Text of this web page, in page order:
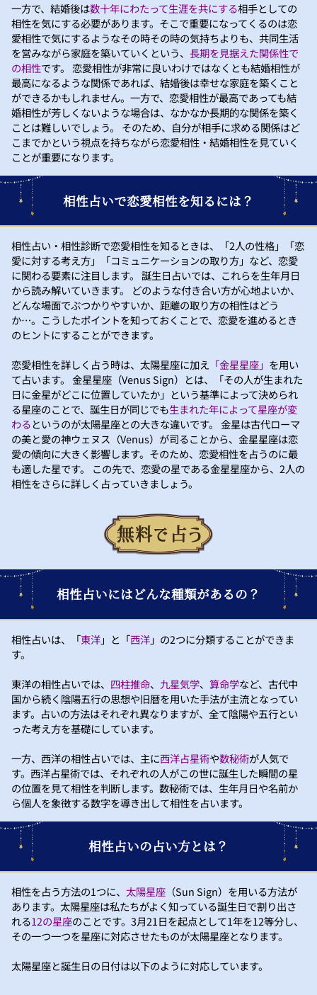
一方で、結婚後は数十年にわたって生涯を共にする相手としての
相性を気にする必要があります。そこで重要になってくるのは恋
愛相性で気にするようなその時その時の気持ちよりも、共同生活
を営みながら家庭を築いていくという、 長期を見据えた関係性で
の相性です。 恋愛相性が非常に良いわけではなくとも結婚相性が
最高になるような関係であれば、結婚後は幸せな家庭を築くこと
ができるかもしれません。一方で、恋愛相性が最高であっても結
婚相性が芳しくないような場合は、なかなか長期的な関係を築く
ことは難しいでしょう。 そのため、自分が相手に求める関係はど
こまでかという視点を持ちながら恋愛相性・結婚相性を見ていく
ことが重要になります。
相性占いで恋愛相性を知るには？
相性占い・相性診断で恋愛相性を知るときは、「2人の性格」「恋
愛に対する考え方」「コミュニケーションの取り方」など、恋愛
に関わる要素に注目します。 誕生日占いでは、これらを生年月日
から読み解いていきます。 どのような付き合い方が心地よいか、
どんな場面でぶつかりやすいか、距離の取り方の相性はどう
か…。こうしたポイントを知っておくことで、恋愛を進めるとき
のヒントにすることができます。
恋愛相性を詳しく占う時は、太陽星座に加え 「金星星座」 を用い
て占います。 金星星座（Venus Sign）とは、「その人が生まれた
日に金星がどこに位置していたか」という基準によって決められ
る星座のことで、誕生日が同じでも生まれた年によって星座が変
わるというのが太陽星座との大きな違いです。 金星は古代ローマ
の美と愛の神ウェヌス（Venus）が司ることから、金星星座は恋
愛の傾向に大きく影響します。そのため、恋愛相性を占うのに最
も適した星です。 この先で、恋愛の星である金星星座から、2人の
相性をさらに詳しく占っていきましょう。
相性占いにはどんな種類があるの？
相性占いは、「東洋」と「西洋」の2つに分類することができま
す。
東洋の相性占いでは、 四柱推命、 九星気学、 算命学など、古代中
国から続く陰陽五行の思想や旧暦を用いた手法が主流となってい
ます。占いの方法はそれぞれ異なりますが、全て陰陽や五行とい
った考え方を基礎にしています。
一方、西洋の相性占いでは、主に西洋占星術や数秘術が人気で
す。西洋占星術では、それぞれの人がこの世に誕生した瞬間の星
の位置を見て相性を判断します。数秘術では、生年月日や名前か
ら個人を象徴する数字を導き出して相性を占います。
相性占いの占い方とは？
相性を占う方法の1つに、 太陽星座 （Sun Sign）を用いる方法が
あります。太陽星座は私たちがよく知っている誕生日で割り出さ
れる12の星座のことです。3月21日を起点として1年を12等分し、
その一つ一つを星座に対応させたものが太陽星座となります。
太陽星座と誕生日の日付は以下のように対応しています。